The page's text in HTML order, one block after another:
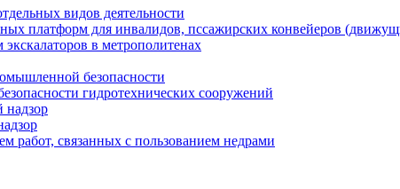
видов деятельности
платформ для инвалидов, пссажирских конвейеров
в метрополитенах
безопасности
гидротехнических сооружений
надзор
работ, связанных с пользованием недрами